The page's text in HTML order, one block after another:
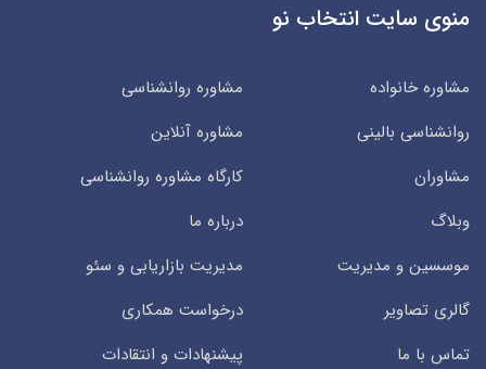
منوی سایت انتخاب نو
مشاوره خانواده
مشاوره روانشناسی
روانشناسی بالینی
مشاوره آنلاین
مشاوران
کارگاه مشاوره روانشناسی
وبلاگ
درباره ما
موسسین و مدیریت
مدیریت بازاریابی و سئو
گالری تصاویر
درخواست همکاری
تماس با ما
پیشنهادات و انتقادات